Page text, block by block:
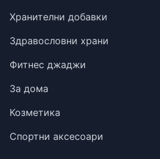
Хранителни добавки
Здравословни храни
Фитнес джаджи
За дома
Козметика
Спортни аксесоари